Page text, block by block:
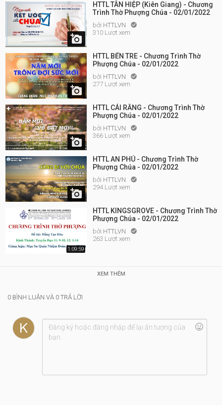

HTTL TÂN HIỆP (Kiên Giang) - Chương
Trình Thờ Phượng Chúa - 02/01/2022
bởi HTTLVN 
310 Lượt xem

HTTL BẾN TRE - Chương Trình Thờ
Phượng Chúa - 02/01/2022
bởi HTTLVN 
277 Lượt xem

HTTL CÁI RĂNG - Chương Trình Thờ
Phượng Chúa - 02/01/2022
bởi HTTLVN 
366 Lượt xem

HTTL AN PHÚ - Chương Trình Thờ
Phượng Chúa - 02/01/2022
bởi HTTLVN 
294 Lượt xem
1:09:59
HTTL KINGSGROVE - Chương Trình Thờ
Phượng Chúa - 02/01/2022
bởi HTTLVN 
263 Lượt xem
XEM THÊM
0 BÌNH LUẬN VÀ 0 TRẢ LỜI